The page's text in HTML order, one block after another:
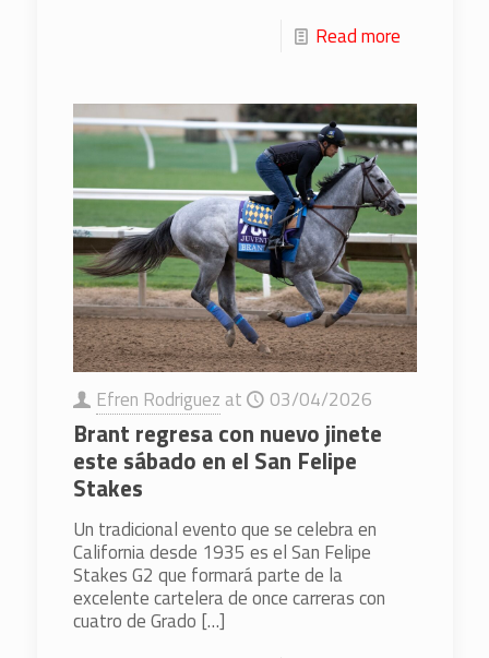
Read more
Efren Rodriguez at 03/04/2026
Brant regresa con nuevo jinete
este sábado en el San Felipe
Stakes
Un tradicional evento que se celebra en
California desde 1935 es el San Felipe
Stakes G2 que formará parte de la
excelente cartelera de once carreras con
cuatro de Grado […]